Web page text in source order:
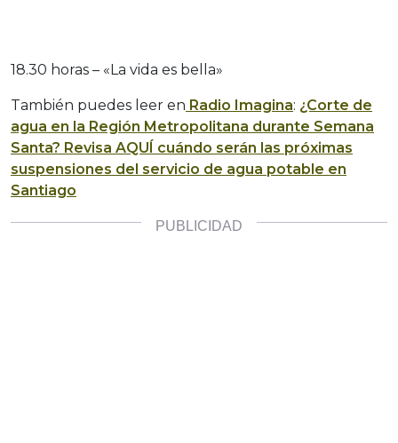
18.30 horas – «La vida es bella»
También puedes leer en Radio Imagina: ¿Corte de
agua en la Región Metropolitana durante Semana
Santa? Revisa AQUÍ cuándo serán las próximas
suspensiones del servicio de agua potable en
Santiago